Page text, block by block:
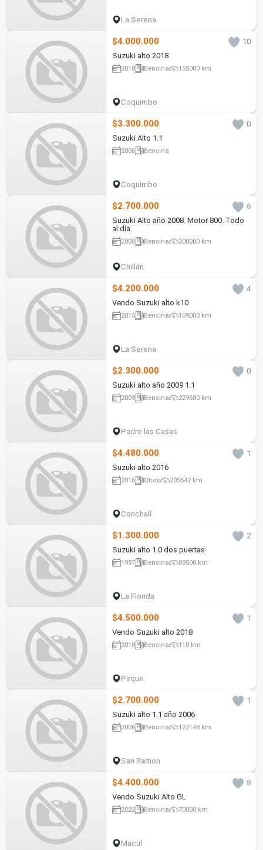
La Serena
$4.000.000
10
Suzuki alto 2018
2018 Bencina 155000 km
Coquimbo
$3.300.000
0
Suzuki Alto 1.1
2006 Bencina
Coquimbo
$2.700.000
6
Suzuki Alto año 2008. Motor 800. Todo
al día.
2008 Bencina 200000 km
Chillán
$4.200.000
4
Vendo Suzuki alto k10
2015 Bencina 109000 km
La Serena
$2.300.000
0
Suzuki alto año 2009 1.1
2009 Bencina 229680 km
Padre las Casas
$4.480.000
1
Suzuki alto 2016
2016 Otros 205642 km
Conchalí
$1.300.000
2
Suzuki alto 1.0 dos puertas
1997 Bencina 89500 km
La Florida
$4.500.000
1
Vendo Suzuki alto 2018
2018 Bencina 110 km
Pirque
$2.700.000
1
Suzuki alto 1.1 año 2006
2006 Bencina 122148 km
San Ramón
$4.400.000
8
Vendo Suzuki Alto GL
2022 Bencina 70000 km
Macul